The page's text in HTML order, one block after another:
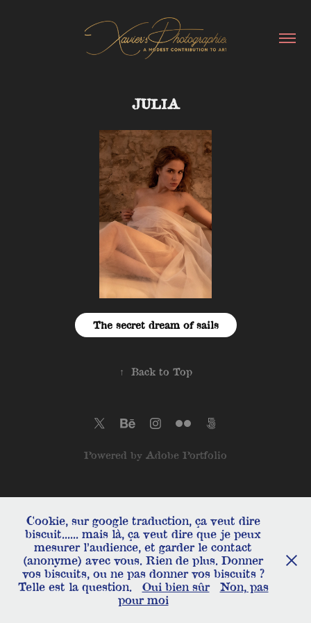
JULIA
The secret dream of sails
↑ Back to Top
Powered by Adobe Portfolio
Cookie, sur google traduction, ça veut dire
biscuit...... mais là, ça veut dire que je peux
mesurer l’audience, et garder le contact
(anonyme) avec vous. Rien de plus. Donner
vos biscuits, ou ne pas donner vos biscuits ?
Telle est la question. Oui bien sûr Non, pas
pour moi